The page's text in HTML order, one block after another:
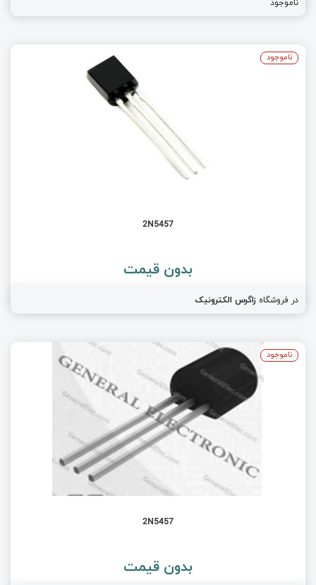
2N5457
بدون قیمت
در فروشگاه زاگرس الکترونیک
ناموجود
2N5457
بدون قیمت
ناموجود